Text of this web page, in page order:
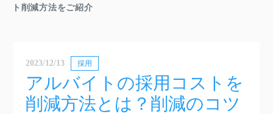
ト削減方法をご紹介
2023/12/13 採用
アルバイトの採用コストを
削減方法とは？削減のコツ